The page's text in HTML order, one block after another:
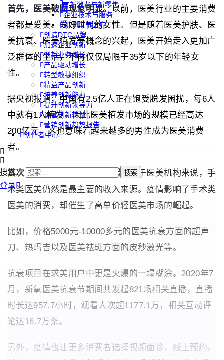
新消费与新零售
企业技术与服务
新健康与医疗
创造DTC品牌
加速企业创新
创新业务增长
产品驱动增长
转型敏捷组织
精益产品创新
培养创新能力
提升创新领导力
运营创新转型
营销创新趋势报告
创作者中心
搜索：
登录
首先，医美破圈现象明显。以前，医美行业的主要消费
者都是爱美、爱好时尚的女性。但是随着医美护肤、医
美抗衰、医美植发等概念的兴起，医美开始走入更加广
泛群体的生活，不再仅仅局限于35岁以下的年轻女
性。
据央视报道，中国有2.5亿人正在饱受脱发困扰，每6人
中就有1人植发。因此医美植发市场的规模已经高达
200亿元，这也意味着越来越多的男性成为医美消费
者。
其次，高单价轻医美项目崛起。对于医美机构来说，手
术类医美仍然是最主要的收入来源。疫情影响了手术类
医美的消费，却催生了高单价轻医美市场的崛起。
比如，价格5000元-10000多元的医美抗衰方面的超声
刀、热玛吉以及医美祛斑方面的皮秒激光等。
抗衰项目在求美用户中更是火爆的一塌糊涂。2020年7
月，新氧医美抗衰节期间共发起821场相关直播，直播
时长达957.7小时，观看人次超1177.1万，相关互动评
论达16.7万条。
另外，疫情也让更多消费者选择视频面诊，线上预约。